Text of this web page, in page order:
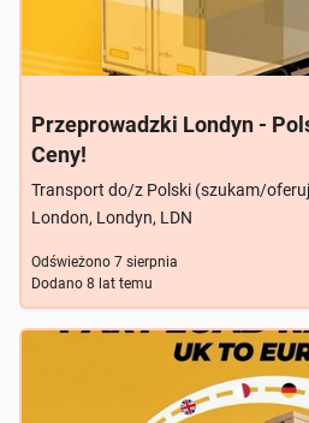
Przeprowadzki Londyn -
Ceny!
Transport do/z Polski (szukam/
London, Londyn, LDN
Odświeżono 7 sierpnia
Dodano 8 lat temu